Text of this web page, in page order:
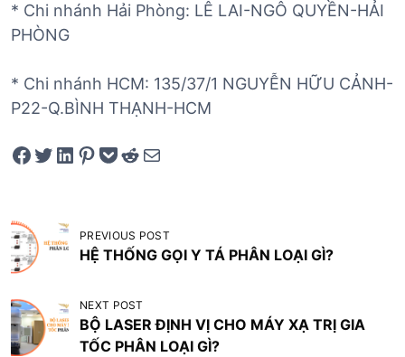
* Chi nhánh Hải Phòng: LÊ LAI-NGÔ QUYỀN-HẢI
PHÒNG
* Chi nhánh HCM: 135/37/1 NGUYỄN HỮU CẢNH-
P22-Q.BÌNH THẠNH-HCM
Share on Facebook Tweet on Twitter Share on LinkedIn Pin on Pinterest Save to pocket Share on Reddit Share via Email
Đ
i
u
h
PREVIOUS POST
HỆ THỐNG GỌI Y TÁ PHÂN LOẠI GÌ?
NEXT POST
BỘ LASER ĐỊNH VỊ CHO MÁY XẠ TRỊ GIA
TỐC PHÂN LOẠI GÌ?